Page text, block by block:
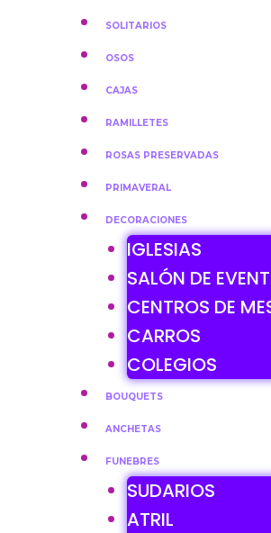
SOLITARIOS
OSOS
CAJAS
RAMILLETES
ROSAS PRESERVADAS
PRIMAVERAL
DECORACIONES
IGLESIAS
SALÓN DE
CENTROS DE
CARROS
COLEGIOS
BOUQUETS
ANCHETAS
FUNEBRES
SUDARIOS
ATRIL